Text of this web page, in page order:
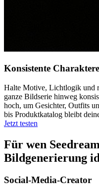
Konsistente
Halte Motive, Lichtlogik und
ganze Bildserie hinweg
hoch, um Gesichter, Outfits
bis Produktkatalog bleibt
Jetzt testen
Für wen
Bildgenerierung
Social-Media-Creator